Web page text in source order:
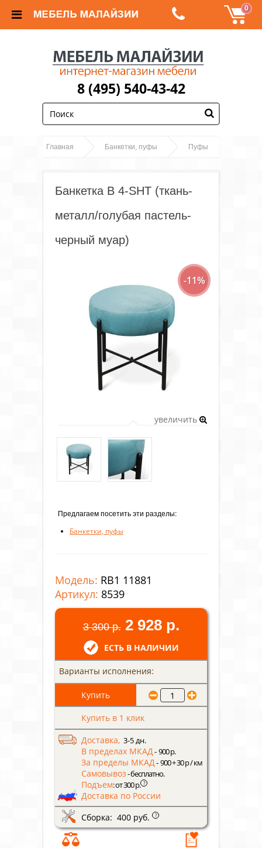
0
8 (495) 540-43-42
Главная Банкетки, пуфы Пуфы
пастель-черный муар)
Банкетка В 4-SHT (ткань-
металл/голубая пастель-
черный муар)
-11%
увеличить
Предлагаем посетить эти разделы:
Банкетки, пуфы
Модель: RB1 11881
Артикул: 8539
3 300 р. 2 928 р.
ЕСТЬ В НАЛИЧИИ
Варианты исполнения:
Купить в 1 клик
Доставка, 3-5 дн.
В пределах МКАД- 900 р.
За пределы МКАД- 900 + 30 р / км
Самовывоз- бесплатно.
Подъем: от 300 р. ?
Доставка по России
Сборка: 400 руб.
?